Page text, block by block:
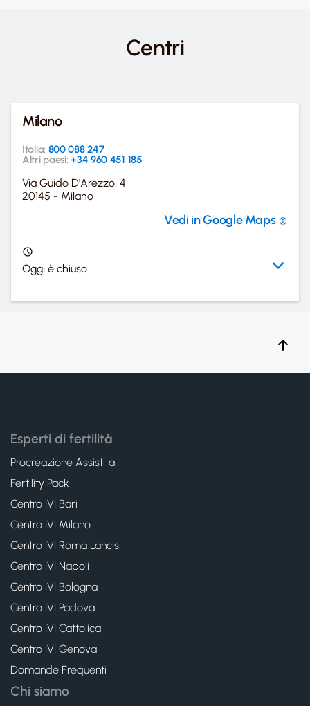
Centri
Milano
Italia: 800 088 247
Altri paesi:+34 960 451 185
Via Guido D'Arezzo, 4
20145 - Milano
Vedi in Google Maps
Oggi è chiuso
Esperti di fertilità
Procreazione Assistita
Fertility Pack
Centro IVI Bari
Centro IVI Milano
Centro IVI Roma Lancisi
Centro IVI Napoli
Centro IVI Bologna
Centro IVI Padova
Centro IVI Cattolica
Centro IVI Genova
Domande Frequenti
Chi siamo